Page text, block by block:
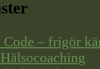
– frigör